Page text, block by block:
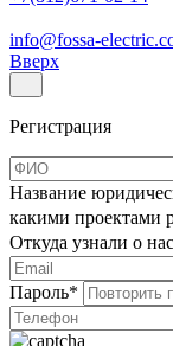
info@fossa-
Вверх
Регистрация
Название
какими проектами
Откуда узнали о нас
Пароль*